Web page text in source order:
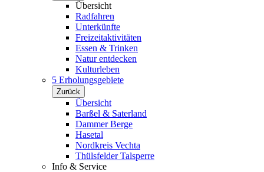
Übersicht
Radfahren
Unterkünfte
Freizeitaktivitäten
Essen & Trinken
Natur entdecken
Kulturleben
5 Erholungsgebiete
Zurück
Übersicht
Barßel & Saterland
Dammer Berge
Hasetal
Nordkreis Vechta
Thülsfelder Talsperre
Info & Service